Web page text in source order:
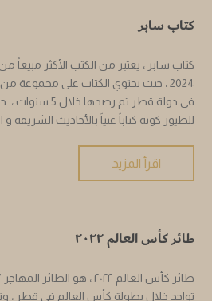
كتاب سابر
كتاب سابر ، يعتبر من الكتب الأكثر مبيعاً
2024 ، حيث يحتوي الكتاب على مجموعة
في دولة قطر تم
للطيور كونه كتاباً غنياً بالأحاديث الشريفة و
اقرأ المزيد
طائر كأس العالم ٢٠٢٢
طائر كأس العالم ٢٠٢٢ ، هو
تواجد خلال بطولة كأس العالم في قطر ،